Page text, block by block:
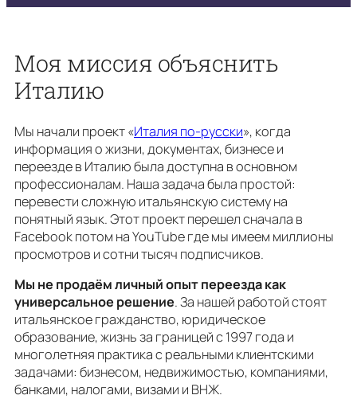
Моя миссия объяснить
Италию
Мы начали проект «Италия по-русски», когда
информация о жизни, документах, бизнесе и
переезде в Италию была доступна в основном
профессионалам. Наша задача была простой:
перевести сложную итальянскую систему на
понятный язык. Этот проект перешел сначала в
Facebook потом на YouTube где мы имеем миллионы
просмотров и сотни тысяч подписчиков.
Мы не продаём личный опыт переезда как
универсальное решение. За нашей работой стоят
итальянское гражданство, юридическое
образование, жизнь за границей с 1997 года и
многолетняя практика с реальными клиентскими
задачами: бизнесом, недвижимостью, компаниями,
банками, налогами, визами и ВНЖ.